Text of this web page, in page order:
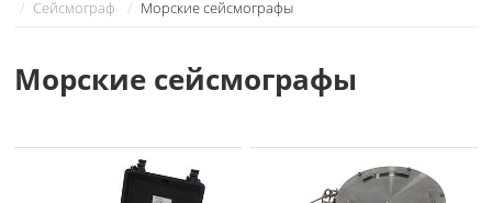
Сейсмограф
Морские сейсмографы
Морские сейсмографы